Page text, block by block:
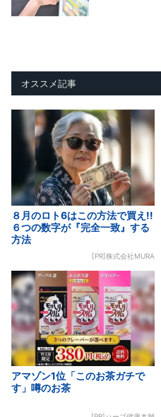
オススメ記事
８月のロト6はこの方法で買え!!
６つの数字が『完全一致』する
方法
[PR]株式会社MURA
アマゾン1位「このお茶ガチで
す」噂のお茶